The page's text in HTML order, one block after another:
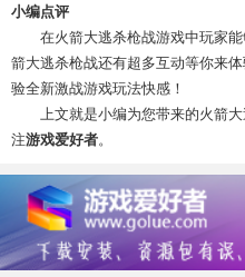
小编点评
在火箭大逃杀枪战游戏中玩家
箭大逃杀枪战还有超多互动等你来
验全新激战游戏玩法快感！
上文就是小编为您带来的火箭
注游戏爱好者。